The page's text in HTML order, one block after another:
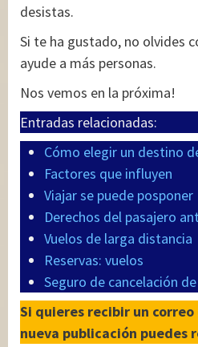
desistas.
Si te ha gustado, no olvides
ayude a más personas.
Nos vemos en la próxima!
Entradas relacionadas:
Cómo elegir un destino
Factores que influyen
Viajar se puede posponer
Derechos del pasajero
Vuelos de larga distancia
Reservas: vuelos
Seguro de cancelación
Si quieres recibir un correo
nueva publicación puedes